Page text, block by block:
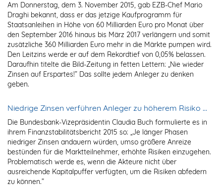
Am Donnerstag, dem 3. November 2015, gab EZB-Chef Mario
Draghi bekannt, dass er das jetzige Kaufprogramm für
Staatsanleihen in Höhe von 60 Milliarden Euro pro Monat über
den September 2016 hinaus bis März 2017 verlängern und somit
zusätzliche 360 Milliarden Euro mehr in die Märkte pumpen wird.
Den Leitzins werde er auf dem Rekordtief von 0,05% belassen.
Daraufhin titelte die Bild-Zeitung in fetten Lettern: „Nie wieder
Zinsen auf Erspartes!” Das sollte jedem Anleger zu denken
geben.
Niedrige Zinsen verführen Anleger zu höherem Risiko …
Die Bundesbank-Vizepräsidentin Claudia Buch formulierte es in
ihrem Finanzstabilitätsbericht 2015 so: „Je länger Phasen
niedriger Zinsen andauern würden, umso größere Anreize
bestünden für die Marktteilnehmer, erhöhte Risiken einzugehen.
Problematisch werde es, wenn die Akteure nicht über
ausreichende Kapitalpuffer verfügten, um die Risiken abfedern
zu können.”